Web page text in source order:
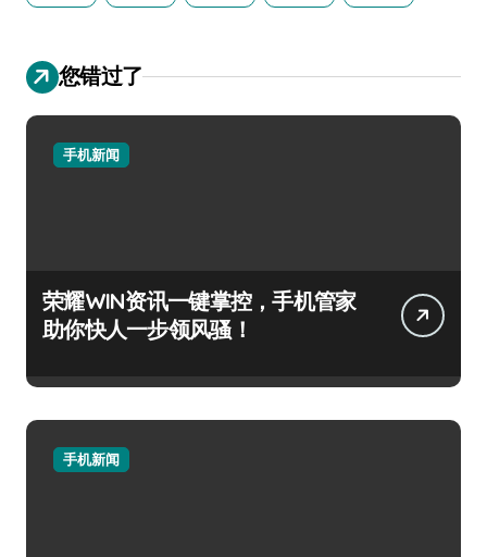
您错过了
手机新闻
荣耀WIN资讯一键掌控，手机管家
助你快人一步领风骚！
手机新闻